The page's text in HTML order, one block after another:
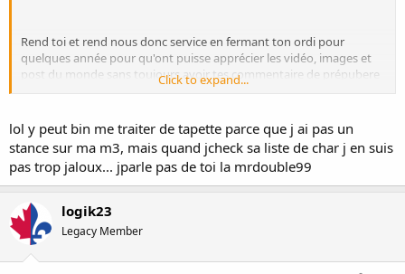
Rend toi et rend nous donc service en fermant ton ordi pour
quelques année pour qu'ont puisse apprécier les vidéo, images et
post du monde sans toujours avoir tes commentaire de prépubere
Click to expand...
lol y peut bin me traiter de tapette parce que j ai pas un
stance sur ma m3, mais quand jcheck sa liste de char j en suis
pas trop jaloux... jparle pas de toi la mrdouble99
logik23
Legacy Member